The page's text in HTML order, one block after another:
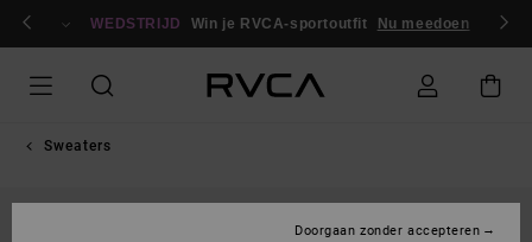
NAAR/ registrerenWEDSTRIJD Win je RVCA-sportoutfit Nu meedoen
Sweaters
Doorgaan zonder accepteren